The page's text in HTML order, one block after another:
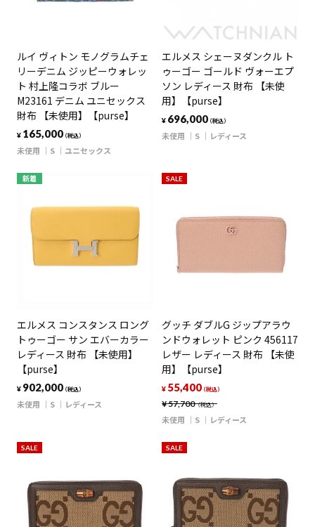
ルイ ヴィトン モノグラムチェ
リーデニム ジッピーウォレッ
ト 村上隆コラボ ブルー
M23161 デニム ユニセックス
財布 【未使用】【purse】
¥ 165,000（税込）
未使用 S ユニセックス
エルメス シェーヌダンクル ト
ゥーゴー ゴールド ヴォーエプ
ソン レディース 財布 【未使
用】【purse】
¥ 696,000（税込）
未使用 S レディース
新着
エルメス コンスタンス ロング
トゥーゴー サン エバーカラー
レディース 財布 【未使用】
【purse】
¥ 902,000（税込）
未使用 S レディース
SALE
グッチ ダブルG ジップアラウ
ンドウォレット ピンク 456117
レザー レディース 財布 【未使
用】【purse】
¥57,700（税込）
¥ 55,400（税込）
未使用 S レディース
SALE SALE